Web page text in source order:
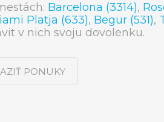
Barcelona (3314),
Platja (633), Begur (531),
v nich svoju dovolenku.
PONUKY